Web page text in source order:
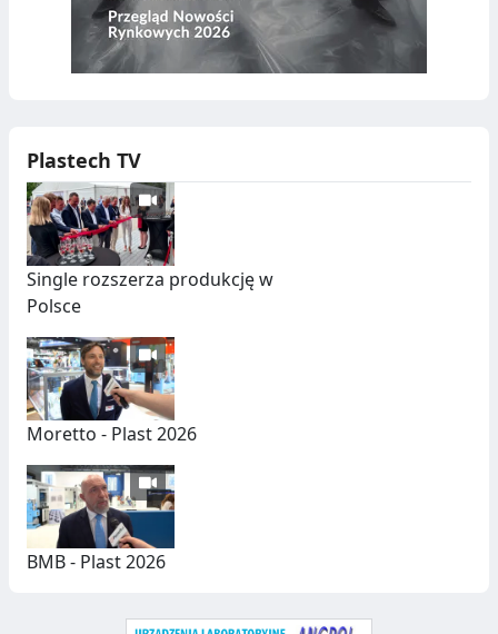
Z
Y
Z
T
U
C
N
Y
C
H
D
P
Ó
W
Plastech TV
Single rozszerza produkcję w
Polsce
Moretto - Plast 2026
BMB - Plast 2026